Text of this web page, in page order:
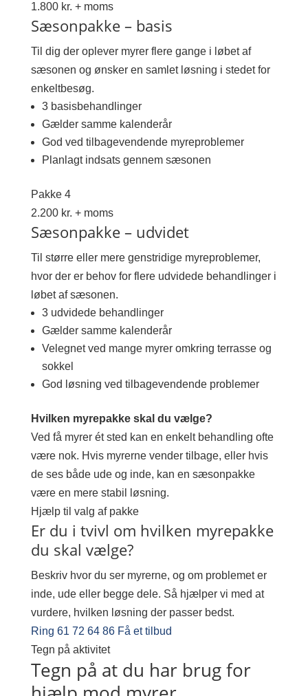
1.800 kr. + moms
Sæsonpakke – basis
Til dig der oplever myrer flere gange i løbet af
sæsonen og ønsker en samlet løsning i stedet for
enkeltbesøg.
3 basisbehandlinger
Gælder samme kalenderår
God ved tilbagevendende myreproblemer
Planlagt indsats gennem sæsonen
Pakke 4
2.200 kr. + moms
Sæsonpakke – udvidet
Til større eller mere genstridige myreproblemer,
hvor der er behov for flere udvidede behandlinger i
løbet af sæsonen.
3 udvidede behandlinger
Gælder samme kalenderår
Velegnet ved mange myrer omkring terrasse og
sokkel
God løsning ved tilbagevendende problemer
Hvilken myrepakke skal du vælge?
Ved få myrer ét sted kan en enkelt behandling ofte
være nok. Hvis myrerne vender tilbage, eller hvis
de ses både ude og inde, kan en sæsonpakke
være en mere stabil løsning.
Hjælp til valg af pakke
Er du i tvivl om hvilken myrepakke
du skal vælge?
Beskriv hvor du ser myrerne, og om problemet er
inde, ude eller begge dele. Så hjælper vi med at
vurdere, hvilken løsning der passer bedst.
Ring 61 72 64 86 Få et tilbud
Tegn på aktivitet
Tegn på at du har brug for